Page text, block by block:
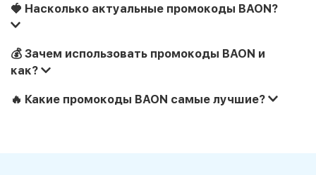
🍓 Насколько актуальные промокоды BAON?
💰 Зачем использовать промокоды BAON и
как?
🔥 Какие промокоды BAON самые лучшие?